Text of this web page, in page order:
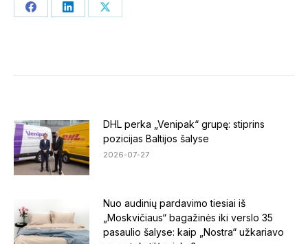
Share Share Share
DHL perka „Venipak“ grupę: stiprins
pozicijas Baltijos šalyse
2026-07-27
Nuo audinių pardavimo tiesiai iš
„Moskvičiaus“ bagažinės iki verslo 35
pasaulio šalyse: kaip „Nostra“ užkariavo